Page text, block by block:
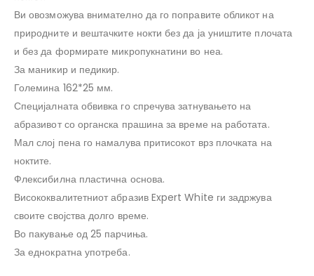
Ви овозможува внимателно да го поправите обликот на
природните и вештачките нокти без да ја уништите плочата
и без да формирате микропукнатини во неа.
За маникир и педикир.
Големина 162*25 мм.
Специјалната обвивка го спречува затнувањето на
абразивот со органска прашина за време на работата.
Мал слој пена го намалува притисокот врз плочката на
ноктите.
Флексибилна пластична основа.
Висококвалитетниот абразив Expert White ги задржува
своите својства долго време.
Во пакување од 25 парчиња.
За еднократна употреба.